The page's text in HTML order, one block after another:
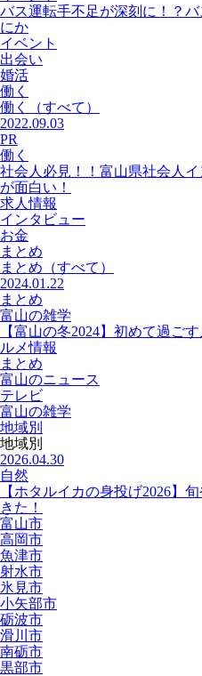
バス運転手不足が深刻に！？
にか
イベント
出会い
婚活
働く
働く
（すべて）
2022.09.03
PR
働く
社会人必見！！富山県社会人
が面白い！
求人情報
インタビュー
お金
まとめ
まとめ （すべて）
2024.01.22
まとめ
富山の雑学
【富山の冬2024】初めて過ご
ルメ情報
まとめ
富山のニュース
テレビ
富山の雑学
地域別
地域別
2026.04.30
自然
【ホタルイカの身投げ2026】
きた！
富山市
高岡市
魚津市
射水市
氷見市
小矢部市
砺波市
滑川市
南砺市
黒部市